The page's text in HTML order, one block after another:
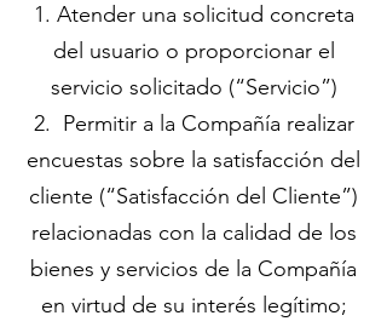
1. Atender una solicitud concreta
del usuario o proporcionar el
servicio solicitado (“Servicio”)
2. Permitir a la Compañía realizar
encuestas sobre la satisfacción del
cliente (“Satisfacción del Cliente”)
relacionadas con la calidad de los
bienes y servicios de la Compañía
en virtud de su interés legítimo;